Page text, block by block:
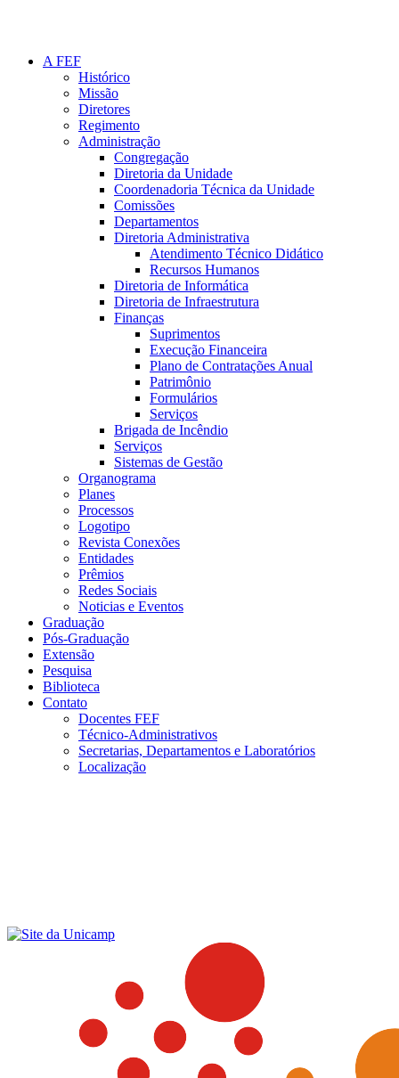
A FEF
Histórico
Missão
Diretores
Regimento
Administração
Congregação
Diretoria da Unidade
Coordenadoria Técnica da Unidade
Comissões
Departamentos
Diretoria Administrativa
Atendimento Técnico Didático
Recursos Humanos
Diretoria de Informática
Diretoria de Infraestrutura
Finanças
Suprimentos
Execução Financeira
Plano de Contratações Anual
Patrimônio
Formulários
Serviços
Brigada de Incêndio
Serviços
Sistemas de Gestão
Organograma
Planes
Processos
Logotipo
Revista Conexões
Entidades
Prêmios
Redes Sociais
Noticias e Eventos
Graduação
Pós-Graduação
Extensão
Pesquisa
Biblioteca
Contato
Docentes FEF
Técnico-Administrativos
Secretarias, Departamentos e Laboratórios
Localização